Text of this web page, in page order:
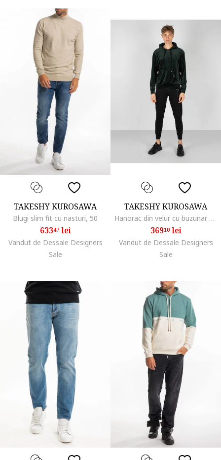
TAKESHY KUROSAWA
Blugi slim fit cu nasturi, 50
63347lei
Vandut de Dessale Designers
Sale
TAKESHY KUROSAWA
Hanorac din velur cu buzunar kangaroo,
36910lei
Vandut de Dessale Designers
Sale